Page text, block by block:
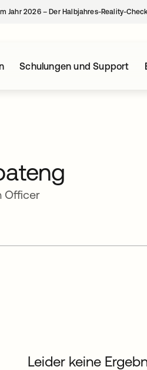
Jahr 2026 – Der Halbjahres-Reality-
Schulungen und Support
Officer
Leider keine